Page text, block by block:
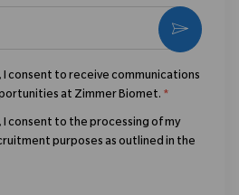
I consent to receive communications
at Zimmer Biomet. *
I consent to the processing of my
purposes as outlined in the
Activate